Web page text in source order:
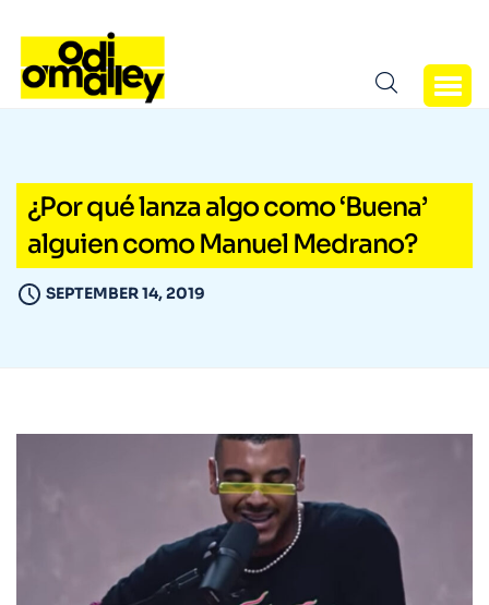
¿Por qué lanza algo como ‘Buena’
alguien como Manuel Medrano?
SEPTEMBER 14, 2019